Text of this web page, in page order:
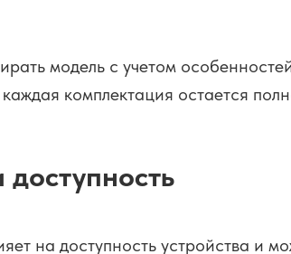
модель с учетом
комплектация остается
на доступность устройства и